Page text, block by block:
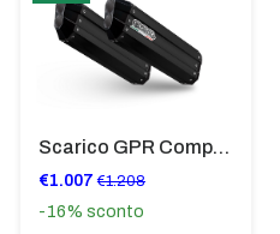
Scarico GPR Compatibile Con Bmw K 1600 Gt 2017-2021 - Hyper Sonic Black Titanium
€1.007 €1.208
-16% sconto